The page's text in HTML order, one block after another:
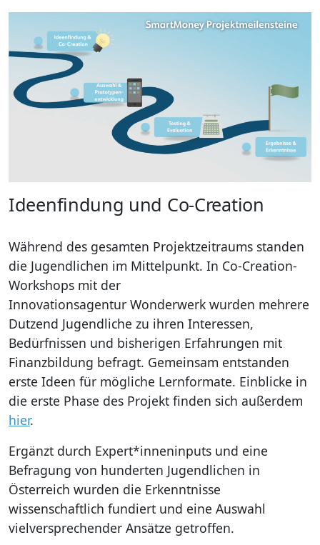
Ideenfindung und Co-Creation
Während des gesamten Projektzeitraums standen
die Jugendlichen im Mittelpunkt. In Co-Creation-
Workshops mit der
Innovationsagentur Wonderwerk wurden mehrere
Dutzend Jugendliche zu ihren Interessen,
Bedürfnissen und bisherigen Erfahrungen mit
Finanzbildung befragt. Gemeinsam entstanden
erste Ideen für mögliche Lernformate. Einblicke in
die erste Phase des Projekt finden sich außerdem
hier.
Ergänzt durch Expert*inneninputs und eine
Befragung von hunderten Jugendlichen in
Österreich wurden die Erkenntnisse
wissenschaftlich fundiert und eine Auswahl
vielversprechender Ansätze getroffen.